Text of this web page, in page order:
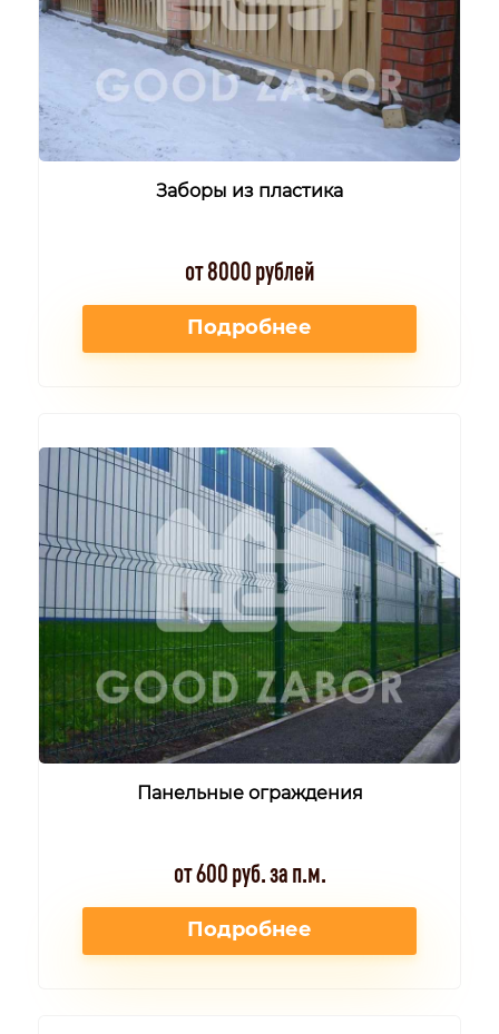
Заборы из пластика
от 8000 рублей
Подробнее
Панельные ограждения
от 600 руб. за п.м.
Подробнее